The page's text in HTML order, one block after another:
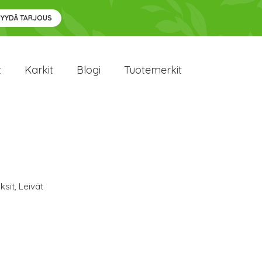
TARJOUS
Karkit Blogi Tuotemerkit
, Leivät